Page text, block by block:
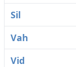
Sil
Vah
Vid